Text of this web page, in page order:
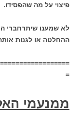
פיצוי על מה שהפסידו.
לא שמענו שיתרחברי
ההחלטה או לגנות
=
ממנעמי